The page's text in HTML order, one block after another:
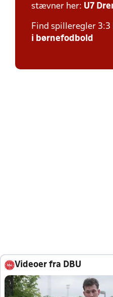
stævner her: U7
Find spilleregler 3:3
i børnefodbold
Videoer fra DBU